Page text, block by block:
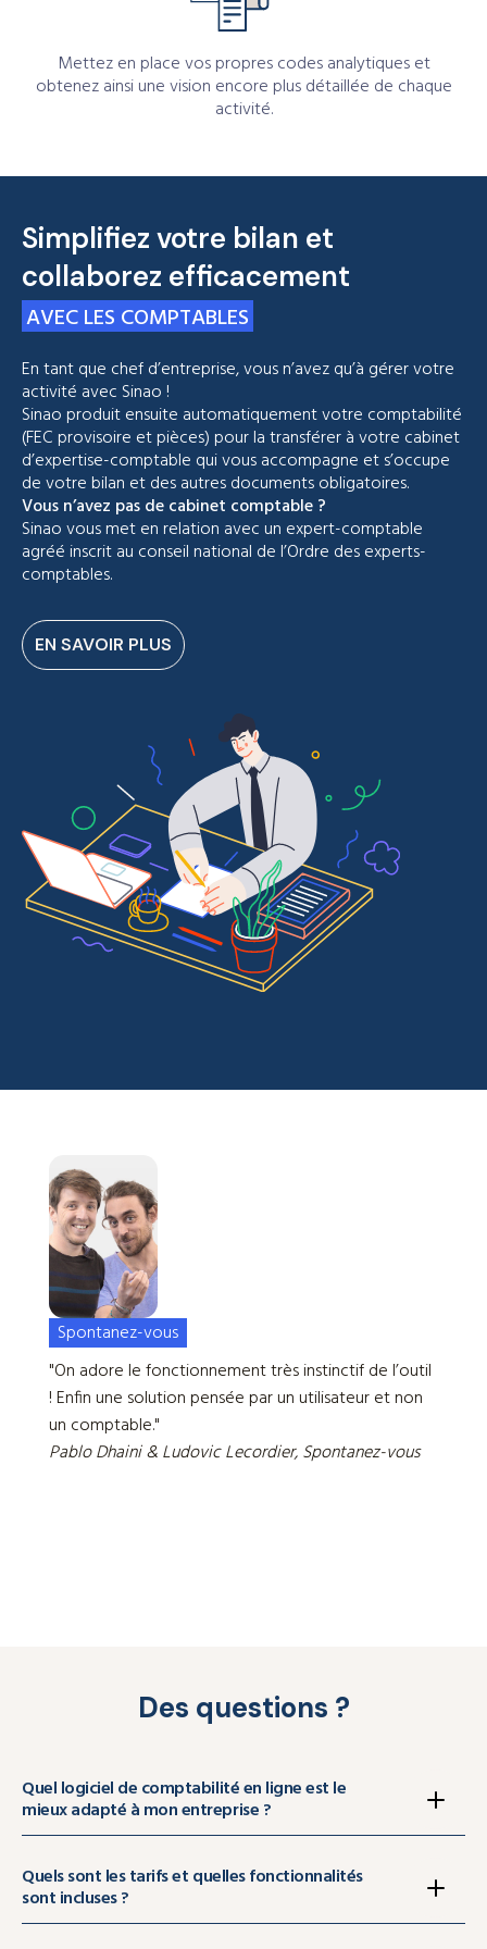
Mettez en place vos propres codes analytiques et
obtenez ainsi une vision encore plus détaillée de chaque
activité.
Simplifiez votre bilan et
collaborez efficacement
AVEC LES COMPTABLES
En tant que chef d’entreprise, vous n’avez qu’à gérer votre
activité avec Sinao !
Sinao produit ensuite automatiquement votre comptabilité
(FEC provisoire et pièces) pour la transférer à votre cabinet
d’expertise-comptable qui vous accompagne et s’occupe
de votre bilan et des autres documents obligatoires.
Vous n’avez pas de cabinet comptable ?
Sinao vous met en relation avec un expert-comptable
agréé inscrit au conseil national de l’Ordre des experts-
comptables.
EN SAVOIR PLUS
Spontanez-vous
"On adore le fonctionnement très instinctif de l’outil
! Enfin une solution pensée par un utilisateur et non
un comptable."
Pablo Dhaini & Ludovic Lecordier, Spontanez-vous
Des questions ?
Quel logiciel de comptabilité en ligne est le
mieux adapté à mon entreprise ?
Tout dépend de votre activité et de la manière dont vous
gérez votre comptabilité au quotidien. Commencez par
identifier les fonctions qui vous seront utiles : facturation,
Quels sont les tarifs et quelles fonctionnalités
sont incluses ?